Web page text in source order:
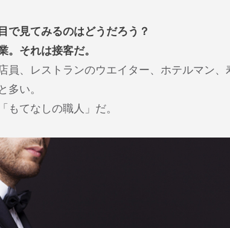
で見てみるのはどうだろう？
。それは接客だ。
員、レストランのウエイター、ホテルマン、
多い。
もてなしの職人」だ。